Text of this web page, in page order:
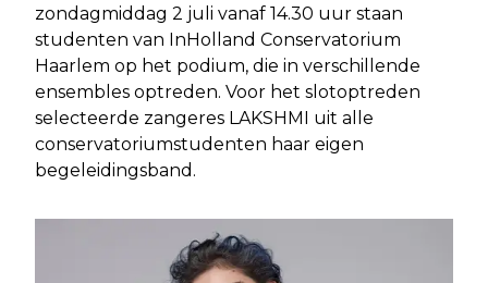
zondagmiddag 2 juli vanaf 14.30 uur staan
studenten van InHolland Conservatorium
Haarlem op het podium, die in verschillende
ensembles optreden. Voor het slotoptreden
selecteerde zangeres LAKSHMI uit alle
conservatoriumstudenten haar eigen
begeleidingsband.